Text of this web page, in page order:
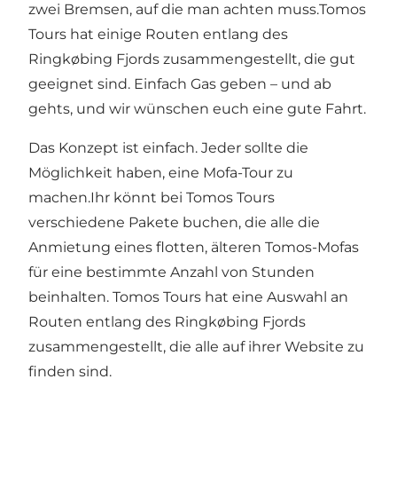
zwei Bremsen, auf die man achten muss.Tomos
Tours hat einige Routen entlang des
Ringkøbing Fjords zusammengestellt, die gut
geeignet sind. Einfach Gas geben – und ab
gehts, und wir wünschen euch eine gute Fahrt.
Das Konzept ist einfach. Jeder sollte die
Möglichkeit haben, eine Mofa-Tour zu
machen.Ihr könnt bei Tomos Tours
verschiedene Pakete buchen, die alle die
Anmietung eines flotten, älteren Tomos-Mofas
für eine bestimmte Anzahl von Stunden
beinhalten. Tomos Tours hat eine Auswahl an
Routen entlang des Ringkøbing Fjords
zusammengestellt, die alle auf ihrer Website zu
finden sind.